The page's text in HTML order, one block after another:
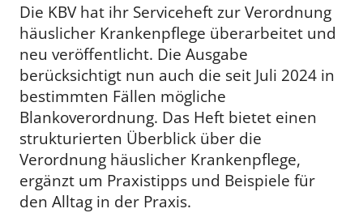
Die KBV hat ihr Serviceheft zur Verordnung
häuslicher Krankenpflege überarbeitet und
neu veröffentlicht. Die Ausgabe
berücksichtigt nun auch die seit Juli 2024 in
bestimmten Fällen mögliche
Blankoverordnung. Das Heft bietet einen
strukturierten Überblick über die
Verordnung häuslicher Krankenpflege,
ergänzt um Praxistipps und Beispiele für
den Alltag in der Praxis.